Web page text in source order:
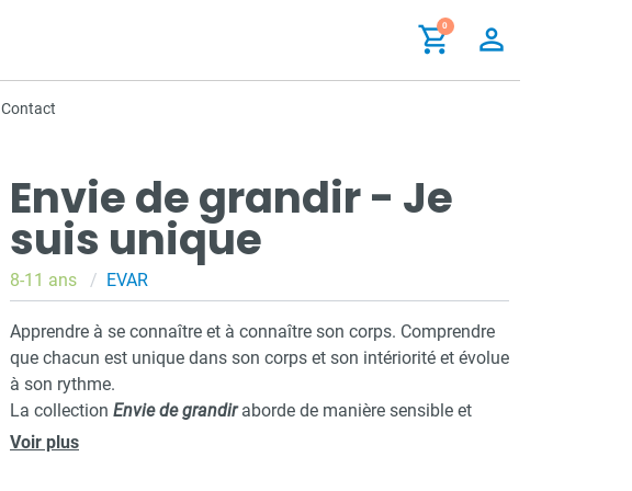
shopping_cart
0 person_outline
Contact
Envie de grandir - Je
suis unique
8-11 ans EVAR
Apprendre à se connaître et à connaître son corps. Comprendre
que chacun est unique dans son corps et son intériorité et évolue
à son rythme.
La collection Envie de grandir aborde de manière sensible et
adaptée, l’éducation à la vie affective et relationnelle, en accord
Voir plus